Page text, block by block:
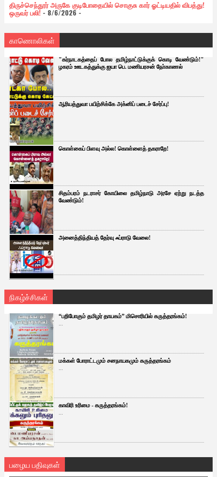
திருச்செந்தூர் அருகே குடிபோதையில் சொகுசு கார் ஓட்டியதில் விபத்து!
ஒருவர் பலி!- 8/6/2026-
காணொலிகள்
"கர்நாடகத்தைப் போல தமிழ்நாட்டுக்குக் கொடி வேண்டும்!"
ழகரம் ஊடகத்துக்கு ஐயா பெ. மணியரசன் நோ்காணல்
ஆரியத்துவா பயிற்சிக்கே அக்னிப் படைச் சேர்ப்பு!
கொள்கைப் பிளவு அல்ல! கொள்ளைத் தகராறே!
சிதம்பரம் நடராசர் கோயிலை தமிழ்நாடு அரசே ஏற்று நடத்த
வேண்டும்!
அனைத்திந்தியத் தேர்வு ஃப்ராடு வேலை!
நிகழ்ச்சிகள்
“பறிபோகும் தமிழர் தாயகம்” மிசொரியில் கருத்தரங்கம்!
மக்கள் போராட்டமும் சனநாயகமும் கருத்தரங்கம்
காவிரி உரிமை - கருத்தரங்கம்!
பழைய பதிவுகள்